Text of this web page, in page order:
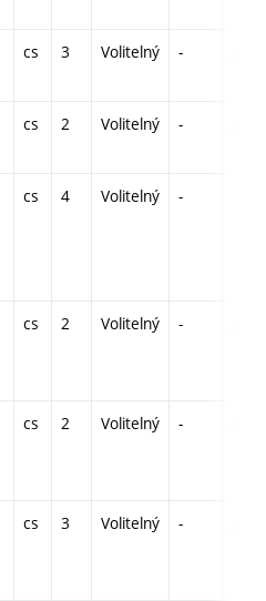
cs 3 Volitelný -
cs 2 Volitelný -
cs 4 Volitelný -
cs 2 Volitelný -
cs 2 Volitelný -
cs 3 Volitelný -